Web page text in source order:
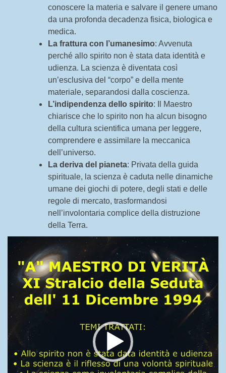
conoscere la materia e salvare il genere umano
da una profonda decadenza fisica, biologica e
medica.
La frattura con l’umanesimo: Avvenuta
perché allo spirito non è stata data identità e
udienza. La scienza è diventata così
un’esclusiva del “corpo” e della mente
materiale, separandosi dalla coscienza.
L’indipendenza dello spirito: Il Maestro
chiarisce che lo spirito non ha alcun bisogno
della cultura scientifica umana per leggere,
comprendere e assimilare la meccanica
dell’universo.
La deriva del pianeta: Privata della guida
spirituale, la scienza è caduta nelle dinamiche
umane dei giochi di potere, degli stati e delle
regole di mercato, trasformandosi
nell’involontaria complice della distruzione
della Terra.
Video
Player